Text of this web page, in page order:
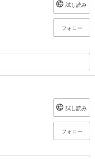
試し読み
フォロー
試し読み
フォロー